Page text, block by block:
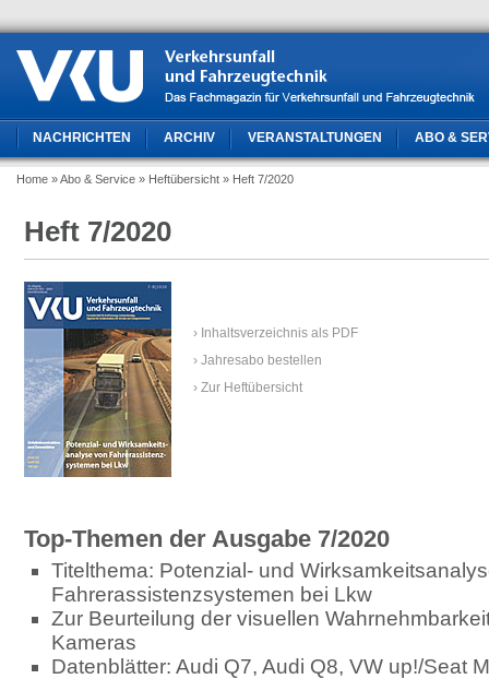
NACHRICHTEN ARCHIV VERANSTALTUNGEN ABO &
Home » Abo & Service » Heftübersicht » Heft 7/2020
Heft 7/2020
› Inhaltsverzeichnis als PDF
› Jahresabo bestellen
› Zur Heftübersicht
Top-Themen der Ausgabe 7/2020
Titelthema: Potenzial- und
Fahrerassistenzsystemen bei Lkw
Zur Beurteilung der visuellen
Kameras
Datenblätter: Audi Q7, Audi Q8, VW up!/Seat